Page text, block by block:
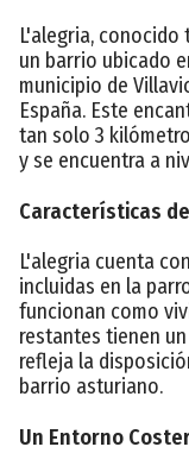
L'alegria, conocido
un barrio ubicado
municipio de
España. Este
tan solo 3
y se encuentra a
Características
L'alegria cuenta
incluidas en la
funcionan como
restantes tienen
refleja la
barrio asturiano.
Un Entorno